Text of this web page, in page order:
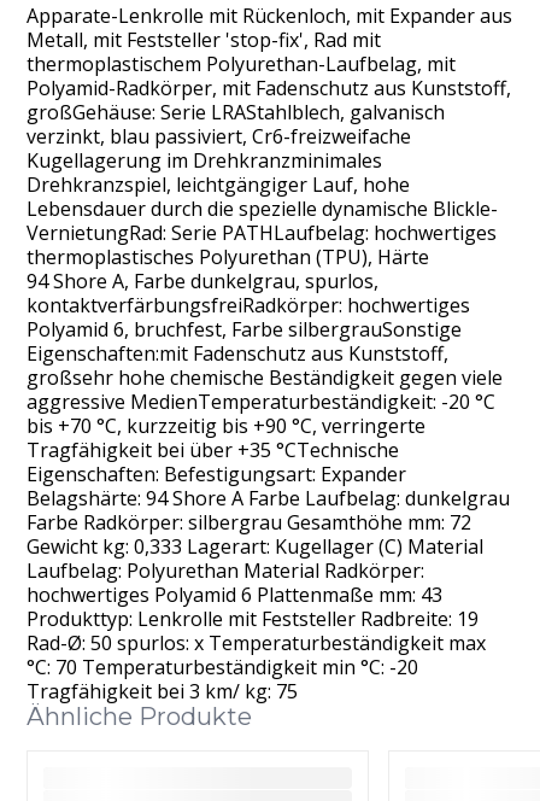
Apparate-Lenkrolle mit Rückenloch, mit Expander aus
Metall, mit Feststeller 'stop-fix', Rad mit
thermoplastischem Polyurethan-Laufbelag, mit
Polyamid-Radkörper, mit Fadenschutz aus Kunststoff,
großGehäuse: Serie LRAStahlblech, galvanisch
verzinkt, blau passiviert, Cr6-freizweifache
Kugellagerung im Drehkranzminimales
Drehkranzspiel, leichtgängiger Lauf, hohe
Lebensdauer durch die spezielle dynamische Blickle-
VernietungRad: Serie PATHLaufbelag: hochwertiges
thermoplastisches Polyurethan (TPU), Härte
94 Shore A, Farbe dunkelgrau, spurlos,
kontaktverfärbungsfreiRadkörper: hochwertiges
Polyamid 6, bruchfest, Farbe silbergrauSonstige
Eigenschaften:mit Fadenschutz aus Kunststoff,
großsehr hohe chemische Beständigkeit gegen viele
aggressive MedienTemperaturbeständigkeit: -20 °C
bis +70 °C, kurzzeitig bis +90 °C, verringerte
Tragfähigkeit bei über +35 °CTechnische
Eigenschaften: Befestigungsart: Expander
Belagshärte: 94 Shore A Farbe Laufbelag: dunkelgrau
Farbe Radkörper: silbergrau Gesamthöhe mm: 72
Gewicht kg: 0,333 Lagerart: Kugellager (C) Material
Laufbelag: Polyurethan Material Radkörper:
hochwertiges Polyamid 6 Plattenmaße mm: 43
Produkttyp: Lenkrolle mit Feststeller Radbreite: 19
Rad-Ø: 50 spurlos: x Temperaturbeständigkeit max
°C: 70 Temperaturbeständigkeit min °C: -20
Tragfähigkeit bei 3 km/ kg: 75
Ähnliche Produkte